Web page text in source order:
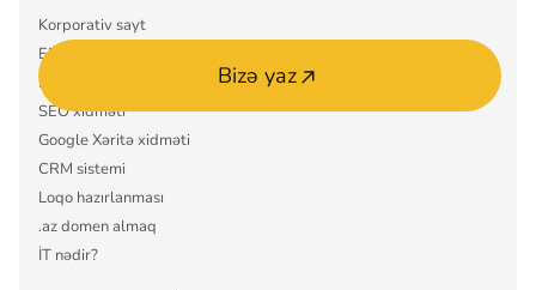
Korporativ sayt
ERP sistemi
Mobil tətbiq MVP
SEO xidməti
Google Xəritə xidməti
CRM sistemi
Loqo hazırlanması
.az domen almaq
İT nədir?
Bizə yaz